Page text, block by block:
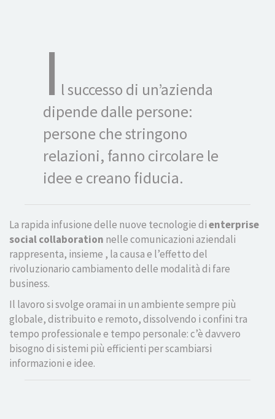
I l successo di un’azienda
dipende dalle persone:
persone che stringono
relazioni, fanno circolare le
idee e creano fiducia.
La rapida infusione delle nuove tecnologie dienterprise
social collaboration nelle comunicazioni aziendali
rappresenta, insieme , la causa e l’effetto del
rivoluzionario cambiamento delle modalità di fare
business.
Il lavoro si svolge oramai in un ambiente sempre più
globale, distribuito e remoto, dissolvendo i confini tra
tempo professionale e tempo personale: c’è davvero
bisogno di sistemi più efficienti per scambiarsi
informazioni e idee.